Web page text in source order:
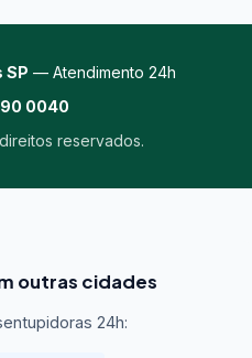
SP — Atendimento 24h
0040
reservados.
outras cidades
24h: